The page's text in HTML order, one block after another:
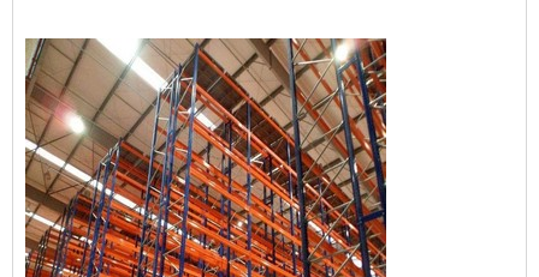
paletes comprometedora com os serviços,
encontra o site da ENGESYSTEMS
SISTEMAS. A empresa tem em seu escopo
escada vazada de concreto e escada
caracol concreto, garantindo o que há de
melhor na atualidade. Ainda focando em
transelevadores para paletes, deve-se
descartar empresas que não tenham